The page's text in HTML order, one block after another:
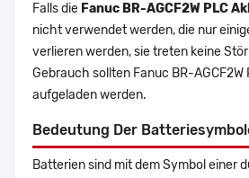
Falls die Fanuc BR-AGCF2W PLC
nicht verwendet werden, die nur
verlieren werden, sie treten keine
Gebrauch sollten Fanuc BR-AGCF2W
aufgeladen werden.
Bedeutung Der
Batterien sind mit dem Symbol einer